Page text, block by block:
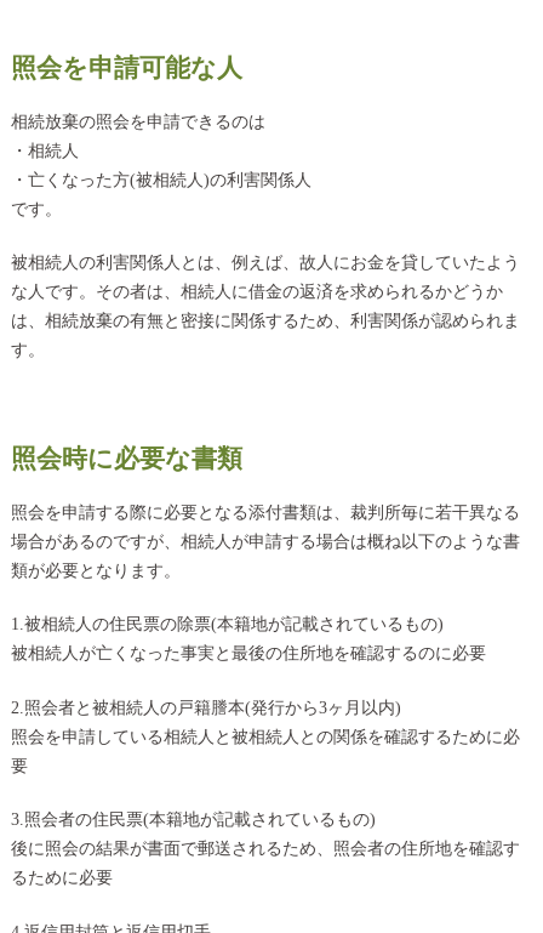
照会を申請可能な人
相続放棄の照会を申請できるのは
・相続人
・亡くなった方(被相続人)の利害関係人
です。
被相続人の利害関係人とは、例えば、故人にお金を貸していたよう
な人です。その者は、相続人に借金の返済を求められるかどうか
は、相続放棄の有無と密接に関係するため、利害関係が認められま
す。
照会時に必要な書類
照会を申請する際に必要となる添付書類は、裁判所毎に若干異なる
場合があるのですが、相続人が申請する場合は概ね以下のような書
類が必要となります。
1.被相続人の住民票の除票(本籍地が記載されているもの)
被相続人が亡くなった事実と最後の住所地を確認するのに必要
2.照会者と被相続人の戸籍謄本(発行から3ヶ月以内)
照会を申請している相続人と被相続人との関係を確認するために必
要
3.照会者の住民票(本籍地が記載されているもの)
後に照会の結果が書面で郵送されるため、照会者の住所地を確認す
るために必要